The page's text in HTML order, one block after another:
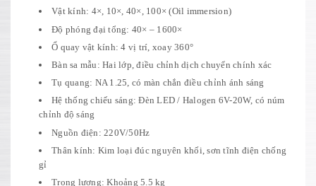
Vật kính: 4×, 10×, 40×, 100× (Oil immersion)
Độ phóng đại tổng: 40× – 1600×
Ổ quay vật kính: 4 vị trí, xoay 360°
Bàn sa mẫu: Hai lớp, điều chỉnh dịch chuyển chính xác
Tụ quang: NA 1.25, có màn chắn điều chỉnh ánh sáng
Hệ thống chiếu sáng: Đèn LED / Halogen 6V-20W, có núm
chỉnh độ sáng
Nguồn điện: 220V/50Hz
Thân kính: Kim loại đúc nguyên khối, sơn tĩnh điện chống
gỉ
Trọng lượng: Khoảng 5.5 kg